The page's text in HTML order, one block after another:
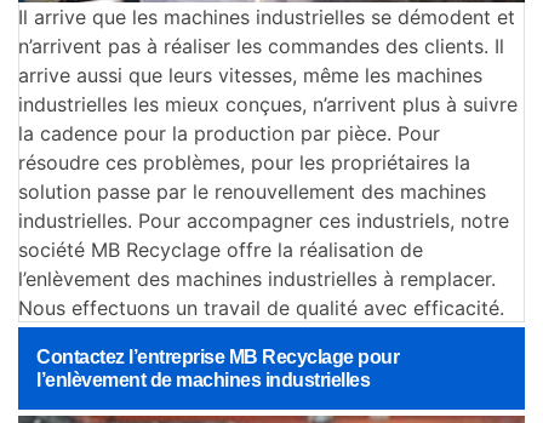
Il arrive que les machines industrielles se démodent et
n’arrivent pas à réaliser les commandes des clients. Il
arrive aussi que leurs vitesses, même les machines
industrielles les mieux conçues, n’arrivent plus à suivre
la cadence pour la production par pièce. Pour
résoudre ces problèmes, pour les propriétaires la
solution passe par le renouvellement des machines
industrielles. Pour accompagner ces industriels, notre
société MB Recyclage offre la réalisation de
l’enlèvement des machines industrielles à remplacer.
Nous effectuons un travail de qualité avec efficacité.
Contactez l’entreprise MB Recyclage pour
l’enlèvement de machines industrielles